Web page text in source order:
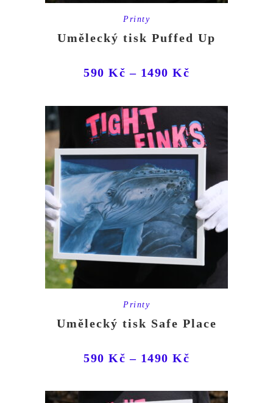
Printy
Umělecký tisk Puffed Up
590 Kč – 1490 Kč
Printy
Umělecký tisk Safe Place
590 Kč – 1490 Kč